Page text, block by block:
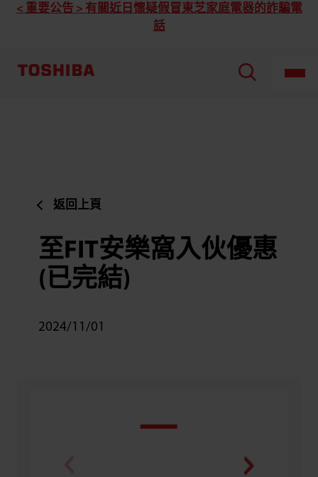
< 重要公告 > 有關近日懷疑假冒東芝家庭電器的詐騙電
話
返回上頁
至FIT安樂窩入伙優惠
(已完結)
2024/11/01